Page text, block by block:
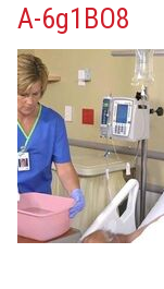
info@adox.com.ar
A-6g1BO8